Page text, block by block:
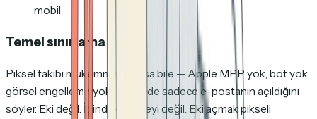
mobil
Temel sınırlama
Piksel takibi mükemmel çalışsa bile — Apple MPP yok, bot yok,
görsel engelleme yok — yine de sadece e-postanın açıldığını
söyler. Eki değil. İçindeki belgeyi değil. Eki açmak pikseli